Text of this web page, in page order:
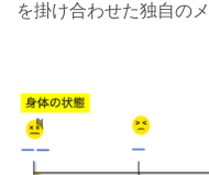
を掛け合わせた独自の